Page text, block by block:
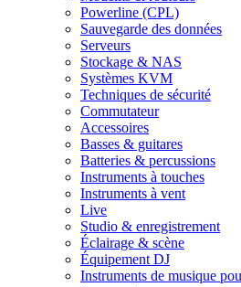
Powerline (CPL)
Sauvegarde des données
Serveurs
Stockage & NAS
Systèmes KVM
Techniques de sécurité
Commutateur
Accessoires
Basses & guitares
Batteries & percussions
Instruments à touches
Instruments à vent
Live
Studio & enregistrement
Éclairage & scène
Équipement DJ
Instruments de musique